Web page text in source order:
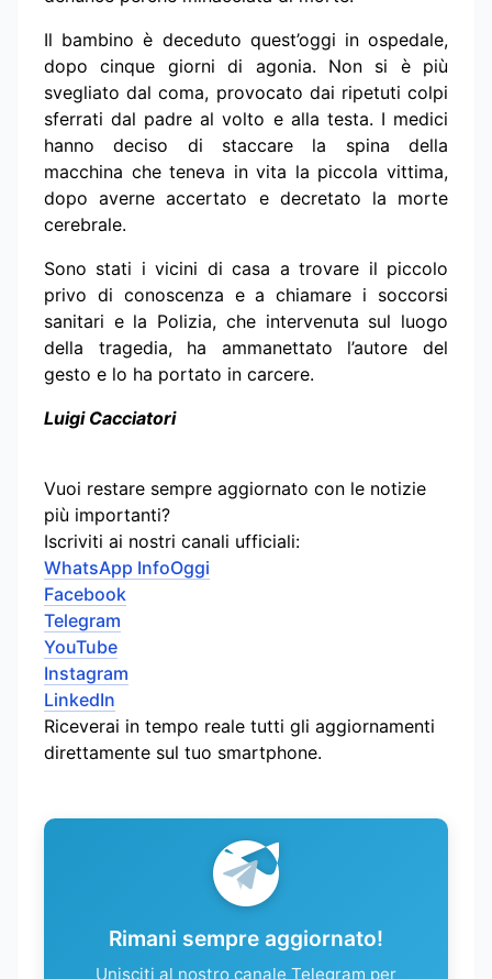
Il bambino è deceduto quest’oggi in ospedale,
dopo cinque giorni di agonia. Non si è più
svegliato dal coma, provocato dai ripetuti colpi
sferrati dal padre al volto e alla testa. I medici
hanno deciso di staccare la spina della
macchina che teneva in vita la piccola vittima,
dopo averne accertato e decretato la morte
cerebrale.
Sono stati i vicini di casa a trovare il piccolo
privo di conoscenza e a chiamare i soccorsi
sanitari e la Polizia, che intervenuta sul luogo
della tragedia, ha ammanettato l’autore del
gesto e lo ha portato in carcere.
Luigi Cacciatori
Vuoi restare sempre aggiornato con le notizie
più importanti?
Iscriviti ai nostri canali ufficiali:
WhatsApp InfoOggi
Facebook
Telegram
YouTube
Instagram
LinkedIn
Riceverai in tempo reale tutti gli aggiornamenti
direttamente sul tuo smartphone.
Rimani sempre aggiornato!
Unisciti al nostro canale Telegram per